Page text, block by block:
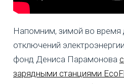
Напомним, зимой во время
отключений
фонд Дениса Парамонова
зарядными станциями